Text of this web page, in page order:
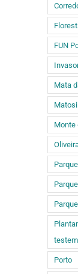
FUN
Mata
Monte
Porto